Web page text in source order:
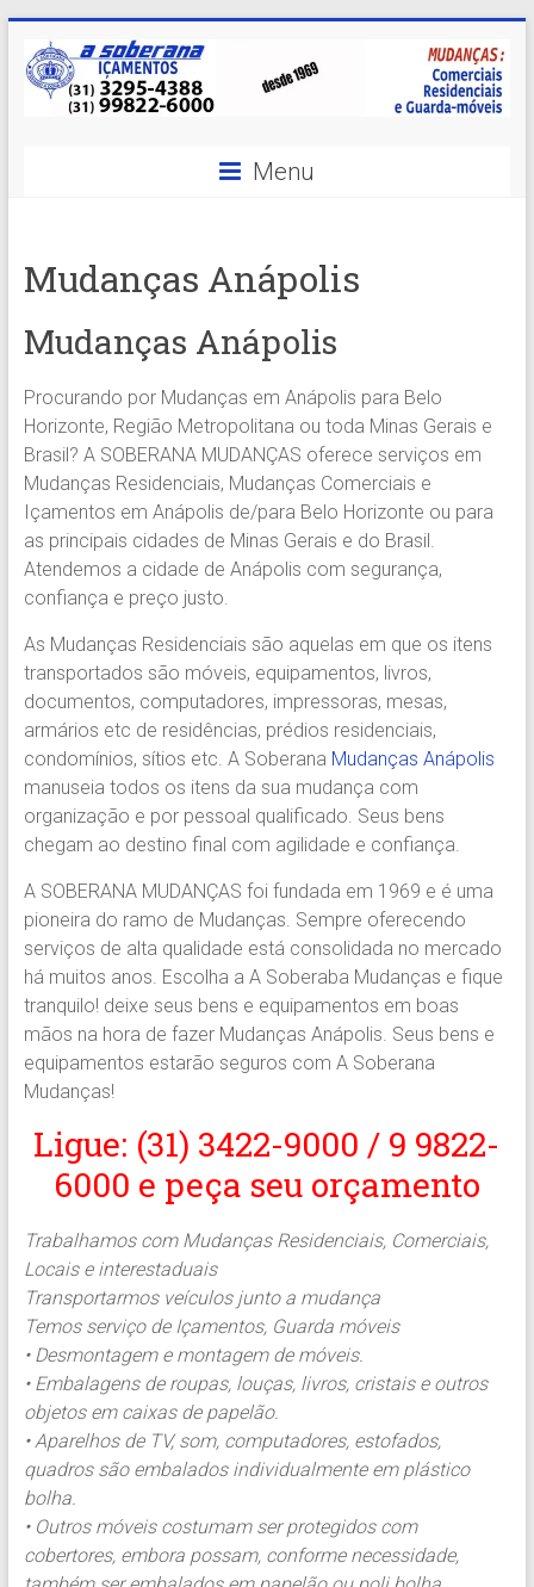
content
A
MELHOR
em
Içamentos
em
BH
e
Região.
Segurança,
Agilidade
Confiança.
31.2510-
Içamento
é
com
A
Soberana
Içamentos.
Menu
Mudanças Anápolis
Mudanças Anápolis
Procurando por Mudanças em Anápolis para Belo
Horizonte, Região Metropolitana ou toda Minas Gerais e
Brasil? A SOBERANA MUDANÇAS oferece serviços em
Mudanças Residenciais, Mudanças Comerciais e
Içamentos em Anápolis de/para Belo Horizonte ou para
as principais cidades de Minas Gerais e do Brasil.
Atendemos a cidade de Anápolis com segurança,
confiança e preço justo.
As Mudanças Residenciais são aquelas em que os itens
transportados são móveis, equipamentos, livros,
documentos, computadores, impressoras, mesas,
armários etc de residências, prédios residenciais,
condomínios, sítios etc. A Soberana Mudanças Anápolis
manuseia todos os itens da sua mudança com
organização e por pessoal qualificado. Seus bens
chegam ao destino final com agilidade e confiança.
A SOBERANA MUDANÇAS foi fundada em 1969 e é uma
pioneira do ramo de Mudanças. Sempre oferecendo
serviços de alta qualidade está consolidada no mercado
há muitos anos. Escolha a A Soberaba Mudanças e fique
tranquilo! deixe seus bens e equipamentos em boas
mãos na hora de fazer Mudanças Anápolis. Seus bens e
equipamentos estarão seguros com A Soberana
Mudanças!
Ligue: (31) 3422-9000 / 9 9822-
6000 e peça seu orçamento
Trabalhamos com Mudanças Residenciais, Comerciais,
Locais e interestaduais
Transportarmos veículos junto a mudança
Temos serviço de Içamentos, Guarda móveis
• Desmontagem e montagem de móveis.
• Embalagens de roupas, louças, livros, cristais e outros
objetos em caixas de papelão.
• Aparelhos de TV, som, computadores, estofados,
quadros são embalados individualmente em plástico
bolha.
• Outros móveis costumam ser protegidos com
cobertores, embora possam, conforme necessidade,